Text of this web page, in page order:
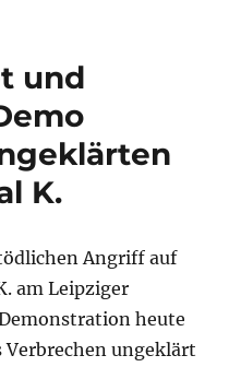
und
K.
Angriff auf
am Leipziger
heute
Verbrechen ungeklärt